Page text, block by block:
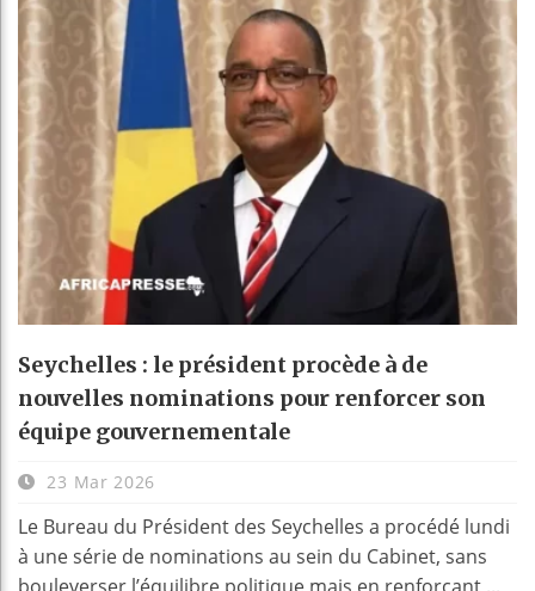
Seychelles : le président procède à de
nouvelles nominations pour renforcer son
équipe gouvernementale
23 Mar 2026
Le Bureau du Président des Seychelles a procédé lundi
à une série de nominations au sein du Cabinet, sans